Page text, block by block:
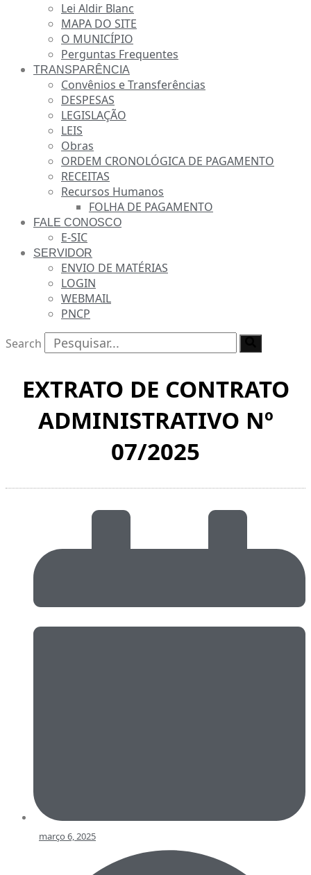
Lei Aldir Blanc
MAPA DO SITE
O MUNICÍPIO
Perguntas Frequentes
TRANSPARÊNCIA
Convênios e Transferências
DESPESAS
LEGISLAÇÃO
LEIS
Obras
ORDEM CRONOLÓGICA DE PAGAMENTO
RECEITAS
Recursos Humanos
FOLHA DE PAGAMENTO
FALE CONOSCO
E-SIC
SERVIDOR
ENVIO DE MATÉRIAS
LOGIN
WEBMAIL
PNCP
Search
EXTRATO DE CONTRATO
ADMINISTRATIVO Nº
07/2025
março 6, 2025